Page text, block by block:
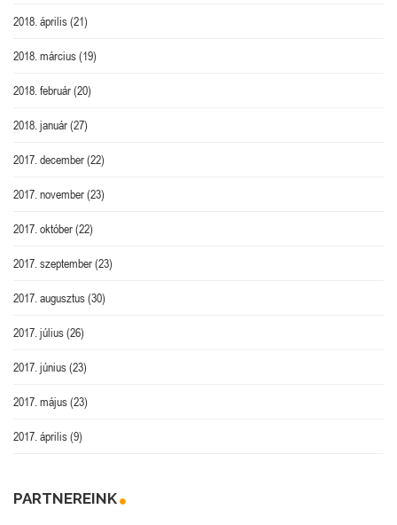
2018. április(21)
2018. március(19)
2018. február(20)
2018. január(27)
2017. december(22)
2017. november(23)
2017. október(22)
2017. szeptember(23)
2017. augusztus(30)
2017. július(26)
2017. június(23)
2017. május(23)
2017. április(9)
PARTNEREINK